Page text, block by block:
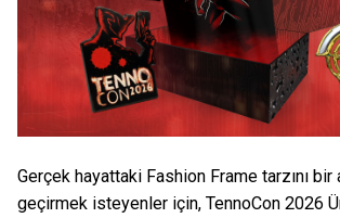
Gerçek hayattaki Fashion Frame tarzını bir
geçirmek isteyenler için, TennoCon 2026